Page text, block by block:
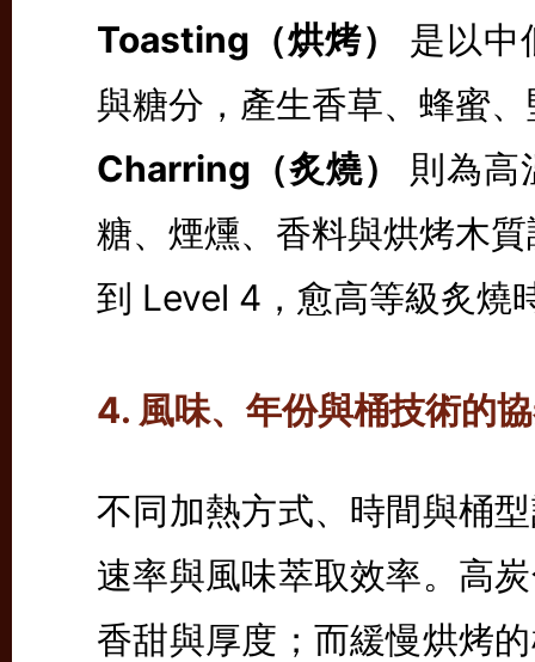
Toasting（烘烤）
是以中
與糖分，產生香草、蜂蜜
Charring（炙燒）
則為高
糖、煙燻、香料與烘烤木
到 Level 4，愈高等級炙燒
4. 風味、年份與桶技術的
不同加熱方式、時間與桶
速率與風味萃取效率。高
香甜與厚度；而緩慢烘烤